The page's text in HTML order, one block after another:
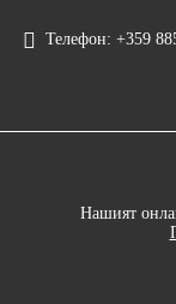
Телефон: +359
Нашият